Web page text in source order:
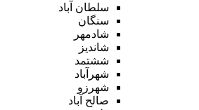
سلطان آباد
سنگان
شادمهر
شاندیز
ششتمد
شهرآباد
شهرزو
صالح آباد